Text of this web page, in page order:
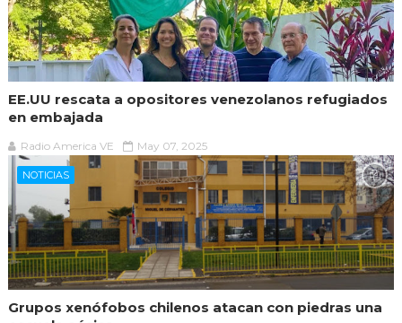
EE.UU rescata a opositores venezolanos refugiados
en embajada
Radio America VE May 07, 2025
NOTICIAS
Grupos xenófobos chilenos atacan con piedras una